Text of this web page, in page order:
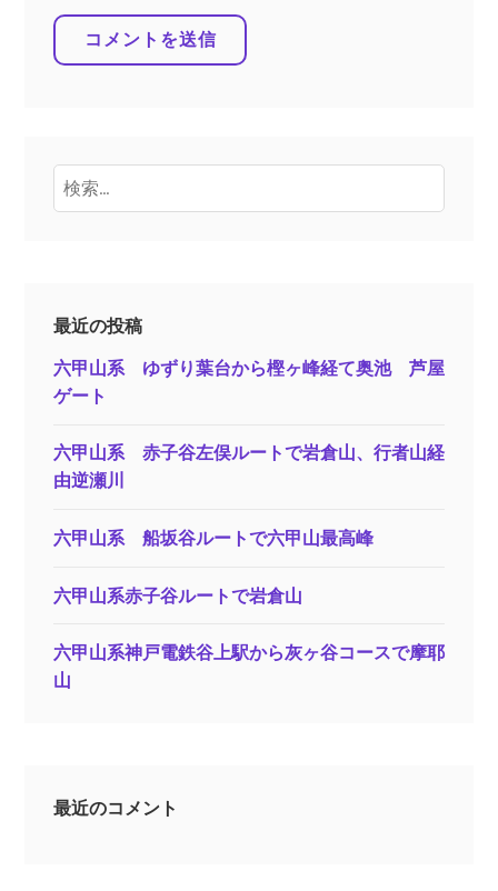
検
索:
最近の投稿
六甲山系 ゆずり葉台から樫ヶ峰経て奥池 芦屋
ゲート
六甲山系 赤子谷左俣ルートで岩倉山、行者山経
由逆瀬川
六甲山系 船坂谷ルートで六甲山最高峰
六甲山系赤子谷ルートで岩倉山
六甲山系神戸電鉄谷上駅から灰ヶ谷コースで摩耶
山
最近のコメント